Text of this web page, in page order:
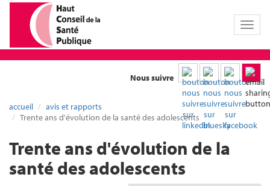
Toggle
Nous suivre
accueil
avis et rapports
Trente ans d'évolution de la santé des adolescents
Trente ans d'évolution de la
santé des adolescents